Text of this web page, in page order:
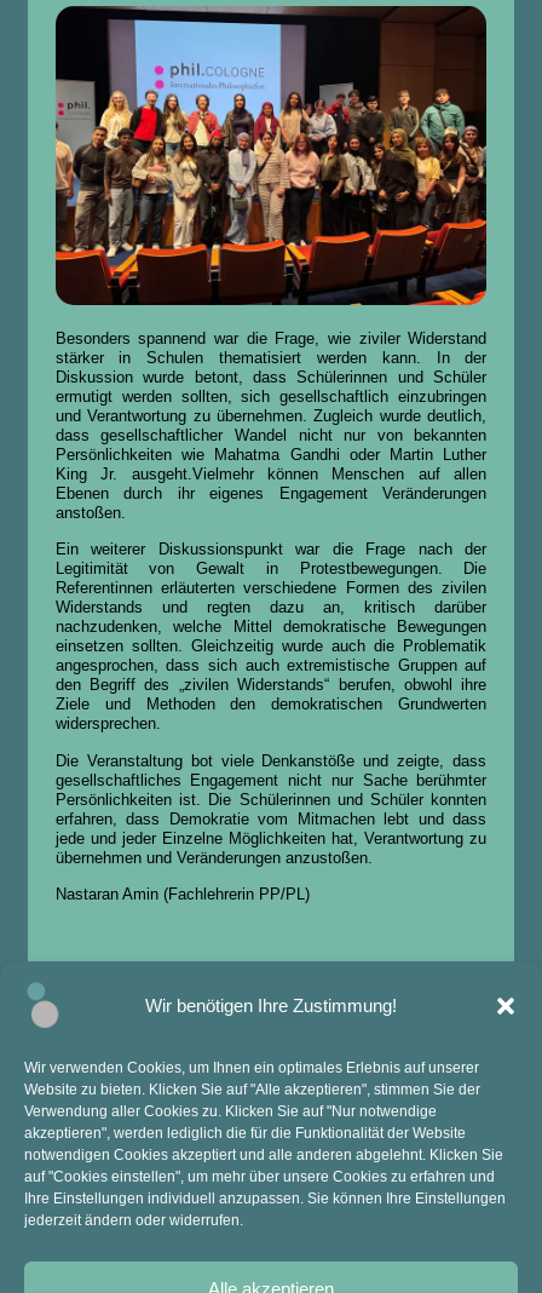
Wir benötigen Ihre Zustimmung!
Wir verwenden Cookies, um Ihnen ein optimales Erlebnis auf unserer
Website zu bieten. Klicken Sie auf "Alle akzeptieren", stimmen Sie der
Verwendung aller Cookies zu. Klicken Sie auf "Nur notwendige
akzeptieren", werden lediglich die für die Funktionalität der Website
notwendigen Cookies akzeptiert und alle anderen abgelehnt. Klicken Sie
auf "Cookies einstellen", um mehr über unsere Cookies zu erfahren und
Ihre Einstellungen individuell anzupassen. Sie können Ihre Einstellungen
jederzeit ändern oder widerrufen.
Alle akzeptieren
Besonders spannend war die Frage, wie ziviler Widerstand
stärker in Schulen thematisiert werden kann. In der
Diskussion wurde betont, dass Schülerinnen und Schüler
ermutigt werden sollten, sich gesellschaftlich einzubringen
und Verantwortung zu übernehmen. Zugleich wurde deutlich,
dass gesellschaftlicher Wandel nicht nur von bekannten
Persönlichkeiten wie Mahatma Gandhi oder Martin Luther
King Jr. ausgeht.Vielmehr können Menschen auf allen
Ebenen durch ihr eigenes Engagement Veränderungen
anstoßen.
Ein weiterer Diskussionspunkt war die Frage nach der
Legitimität von Gewalt in Protestbewegungen. Die
Referentinnen erläuterten verschiedene Formen des zivilen
Widerstands und regten dazu an, kritisch darüber
nachzudenken, welche Mittel demokratische Bewegungen
einsetzen sollten. Gleichzeitig wurde auch die Problematik
angesprochen, dass sich auch extremistische Gruppen auf
den Begriff des „zivilen Widerstands“ berufen, obwohl ihre
Ziele und Methoden den demokratischen Grundwerten
widersprechen.
Die Veranstaltung bot viele Denkanstöße und zeigte, dass
gesellschaftliches Engagement nicht nur Sache berühmter
Persönlichkeiten ist. Die Schülerinnen und Schüler konnten
erfahren, dass Demokratie vom Mitmachen lebt und dass
jede und jeder Einzelne Möglichkeiten hat, Verantwortung zu
übernehmen und Veränderungen anzustoßen.
Nastaran Amin (Fachlehrerin PP/PL)
KONTAKT
Mail: sekretariat@anne-frank-ge.de​
Tel.: 02841 94270
ANSCHRIFT
Kopernikusstraße 9
47445 Moers